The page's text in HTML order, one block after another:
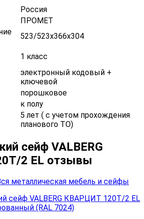
Россия
ПРОМЕТ
523/523х366х304
1 класс
электронный кодовый +
ключевой
порошковое
к полу
5 лет ( с учетом прохождения
планового ТО)
сейф VALBERG
2 EL отзывы
металлическая мебель и сейфы
сейф VALBERG КВАРЦИТ 120Т/2 EL
(RAL 7024)